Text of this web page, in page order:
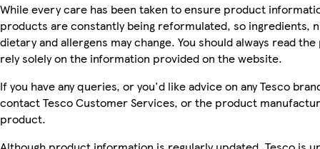
While every care has been taken to ensure product
products are constantly being reformulated, so ingredients,
dietary and allergens may change. You should always read
rely solely on the information provided on the website.
If you have any queries, or you'd like advice on any Tesco
contact Tesco Customer Services, or the product
product.